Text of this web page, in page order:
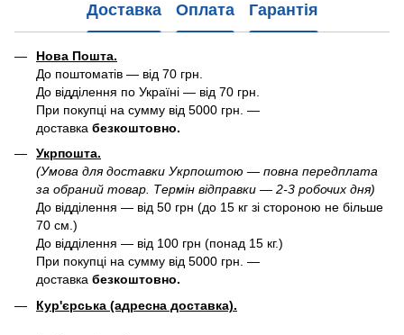
Доставка Оплата Гарантія
Нова Пошта.
До поштоматів — від 70 грн.
До відділення по Україні — від 70 грн.
При покупці на сумму від 5000 грн. —
доставка безкоштовно.
Укрпошта.
(Умова для доставки Укрпоштою — повна передплата
за обраний товар. Термін відправки — 2-3 робочих дня)
До відділення — від 50 грн (до 15 кг зі стороною не більше
70 см.)
До відділення — від 100 грн (понад 15 кг.)
При покупці на сумму від 5000 грн. —
доставка безкоштовно.
Кур'єрська (адресна доставка).